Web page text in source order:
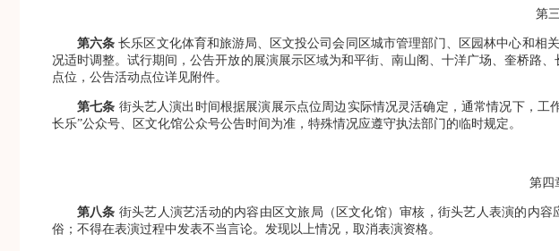
第
第六条 长乐区文化体育和旅游局、区文投公司会同区城市管理部门、区园林中心和
况适时调整。试行期间，公告开放的展演展示区域为和平街、南山阁、十洋广场、奎桥路
点位，公告活动点位详见附件。
第七条 街头艺人演出时间根据展演展示点位周边实际情况灵活确定，通常情况下，
长乐”公众号、区文化馆公众号公告时间为准，特殊情况应遵守执法部门的临时规定。
第四
第八条 街头艺人演艺活动的内容由区文旅局（区文化馆）审核，街头艺人表演的内
俗；不得在表演过程中发表不当言论。发现以上情况，取消表演资格。